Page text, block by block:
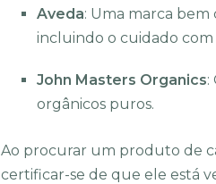
Aveda: Uma marca
incluindo o cuidado com
John Masters Organics:
orgânicos puros.
Ao procurar um produto de
certificar-se de que ele está